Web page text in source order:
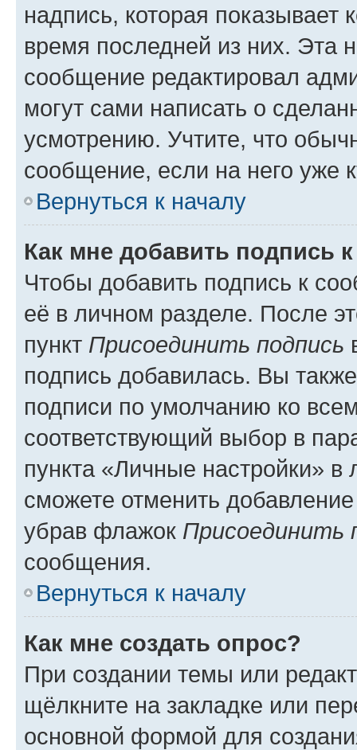
надпись, которая показывает
время последней из них. Эта
сообщение редактировал
могут сами написать о
усмотрению. Учтите, что
сообщение, если на него уже
Вернуться к началу
Как мне добавить подпись
Чтобы добавить подпись к
её в личном разделе. После
пункт Присоединить подпись
подпись добавилась. Вы
подписи по умолчанию ко
соответствующий выбор в
пункта «Личные настройки»
сможете отменить
убрав флажок Присоединить
сообщения.
Вернуться к началу
Как мне создать опрос?
При создании темы или
щёлкните на закладке или
основной формой для